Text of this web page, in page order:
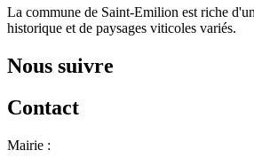
La commune de Saint-Emilion est riche
historique et de paysages viticoles variés.
Nous suivre
Contact
Mairie :